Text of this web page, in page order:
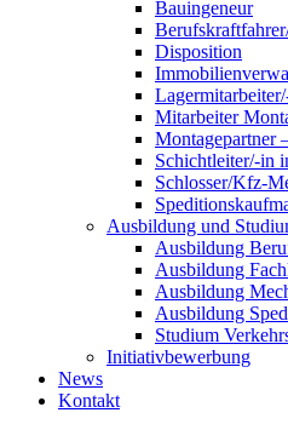
Bauingeneur
Disposition
Mitarbeiter
Montagepartner
Schichtleiter/-in
Schlosser/Kfz-
Ausbildung und
Ausbildung
Ausbildung
Ausbildung
Ausbildung
Studium
Initiativbewerbung
News
Kontakt